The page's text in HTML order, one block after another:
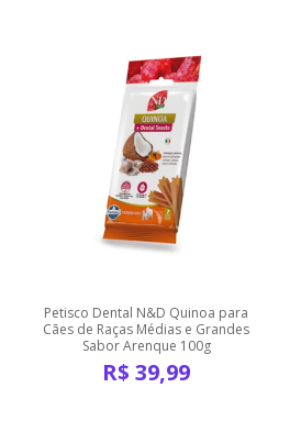
Petisco Dental N&D Quinoa para
Cães de Raças Médias e Grandes
Sabor Arenque 100g
R$ 39,99